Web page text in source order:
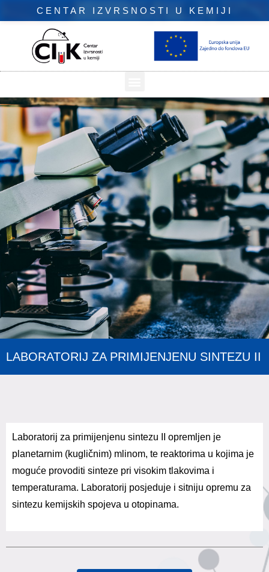
CENTAR IZVRSNOSTI U KEMIJI
LABORATORIJ ZA PRIMIJENJENU SINTEZU II
Laboratorij za primijenjenu sintezu II opremljen je
planetarnim (kugličnim) mlinom, te reaktorima u kojima je
moguće provoditi sinteze pri visokim tlakovima i
temperaturama. Laboratorij posjeduje i sitniju opremu za
sintezu kemijskih spojeva u otopinama.